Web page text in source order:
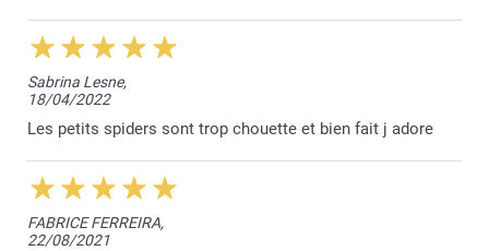
Lucie@smartphoto
Sabrina Lesne,
18/04/2022
Les petits spiders sont trop chouette et bien fait j adore
FABRICE FERREIRA,
22/08/2021